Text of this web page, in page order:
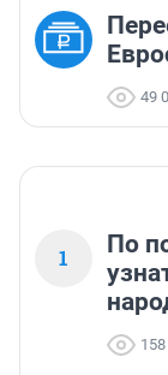
49
1
По